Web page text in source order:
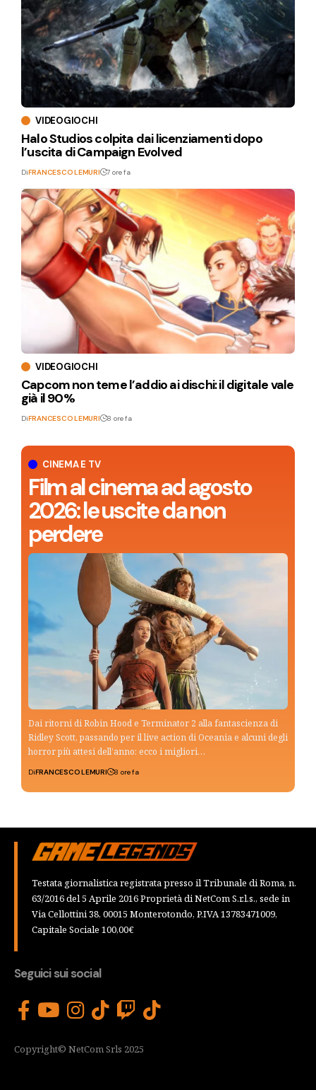
CINEMA E TV
Film al cinema ad agosto
2026: le uscite da non
perdere
Dai ritorni di Robin Hood e Terminator 2 alla fantascienza di
Ridley Scott, passando per il live action di Oceania e alcuni degli
horror più attesi dell’anno: ecco i migliori…
DiFRANCESCO LEMURI 8 ore fa
VIDEOGIOCHI
Halo Studios colpita dai licenziamenti dopo
l’uscita di Campaign Evolved
DiFRANCESCO LEMURI 7 ore fa
VIDEOGIOCHI
Capcom non teme l’addio ai dischi: il digitale vale
già il 90%
DiFRANCESCO LEMURI 8 ore fa
Testata giornalistica registrata presso il Tribunale di Roma, n.
63/2016 del 5 Aprile 2016 Proprietà di NetCom S.r.l.s., sede in
Via Cellottini 38, 00015 Monterotondo, P.IVA 13783471009,
Capitale Sociale 100,00€
Seguici sui social
Copyright© NetCom Srls 2025